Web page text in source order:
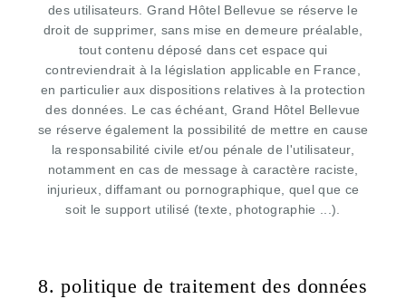
des utilisateurs. Grand Hôtel Bellevue se réserve le
droit de supprimer, sans mise en demeure préalable,
tout contenu déposé dans cet espace qui
contreviendrait à la législation applicable en France,
en particulier aux dispositions relatives à la protection
des données. Le cas échéant, Grand Hôtel Bellevue
se réserve également la possibilité de mettre en cause
la responsabilité civile et/ou pénale de l'utilisateur,
notamment en cas de message à caractère raciste,
injurieux, diffamant ou pornographique, quel que ce
soit le support utilisé (texte, photographie ...).
8. politique de traitement des données